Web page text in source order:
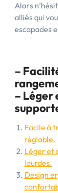
Alors
alliés qui
escapades
–
– Léger
Facile à
réglable.
Léger et
lourdes.
Design